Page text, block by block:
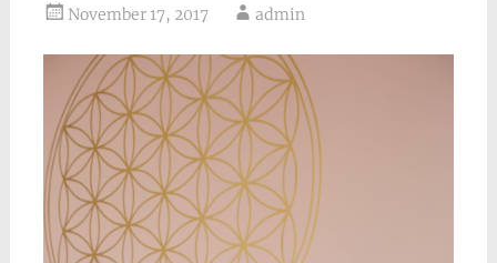
November 17, 2017 admin